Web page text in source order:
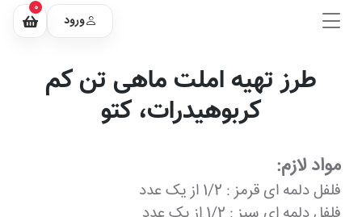
ورود
0
طرز تهیه املت ماهی تن کم
کربوهیدرات، کتو
مواد لازم:
فلفل دلمه ای قرمز : 1/2 از یک عدد